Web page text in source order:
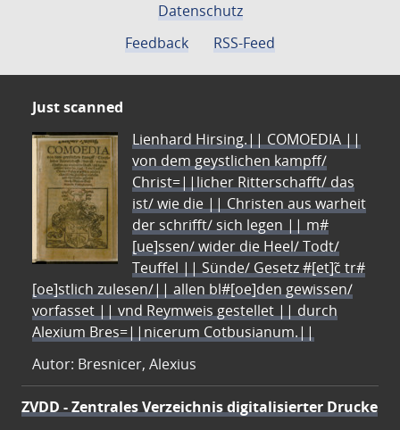
Datenschutz
Feedback
RSS-Feed
Just scanned
Lienhard Hirsing.|| COMOEDIA ||
von dem geystlichen kampff/
Christ=||licher Ritterschafft/ das
ist/ wie die || Christen aus warheit
der schrifft/ sich legen || m#
[ue]ssen/ wider die Heel/ Todt/
Teuffel || Sünde/ Gesetz #[et]c̃ tr#
[oe]stlich zulesen/|| allen bl#[oe]den gewissen/
vorfasset || vnd Reymweis gestellet || durch
Alexium Bres=||nicerum Cotbusianum.||
Autor: Bresnicer, Alexius
ZVDD - Zentrales Verzeichnis digitalisierter Drucke